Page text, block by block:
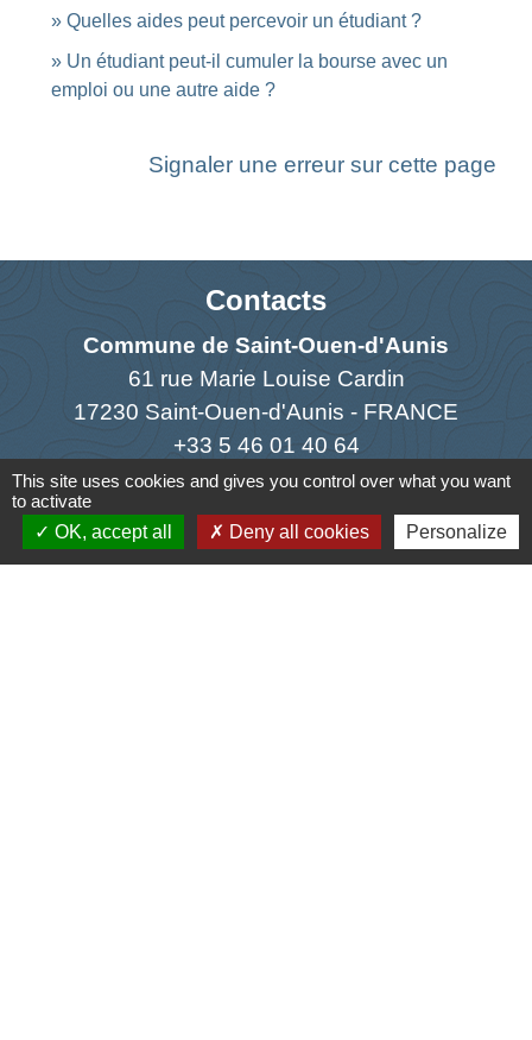
Quelles aides peut percevoir un étudiant ?
Un étudiant peut-il cumuler la bourse avec un
emploi ou une autre aide ?
Signaler une erreur sur cette page
Contacts
Commune de Saint-Ouen-d'Aunis
61 rue Marie Louise Cardin
17230 Saint-Ouen-d'Aunis - FRANCE
+33 5 46 01 40 64
Contact par formulaire
This site uses cookies and gives you control over what you want
to activate
OK, accept all
Deny all cookies Personalize